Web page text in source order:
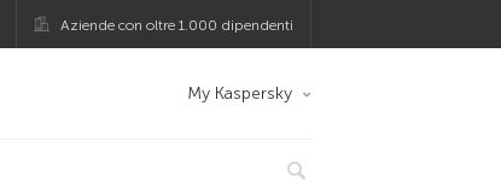
Aziende con oltre 1.000 dipendenti
My Kaspersky